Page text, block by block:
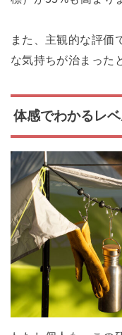
また、主観的な評価
な気持ちが治まった
体感でわかるレ